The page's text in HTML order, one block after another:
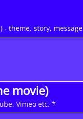
- theme, story, message
movie)
Vimeo etc. *